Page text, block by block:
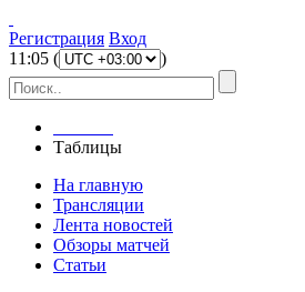
Регистрация Вход
11 :05 ( )
Таблицы
На главную
Трансляции
Лента новостей
Обзоры матчей
Статьи